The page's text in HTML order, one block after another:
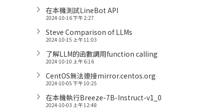
在本機測試LineBot API
2024-10-16 下午 2:27
Steve Comparison of LLMs
2024-10-15 上午 11:03
了解LLM的函數調用function calling
2024-10-10 上午 6:16
CentOS無法連接mirror.centos.org
2024-10-05 下午 10:25
在本機執行Breeze-7B-Instruct-v1_0
2024-10-03 上午 12:48